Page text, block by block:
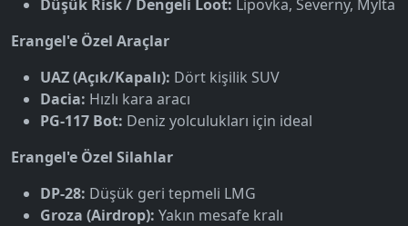
Düşük Risk / Dengeli Loot: Lipovka, Severny, Mylta
Erangel'e Özel Araçlar
UAZ (Açık/Kapalı): Dört kişilik SUV
Dacia: Hızlı kara aracı
PG-117 Bot: Deniz yolculukları için ideal
Erangel'e Özel Silahlar
DP-28: Düşük geri tepmeli LMG
Groza (Airdrop): Yakın mesafe kralı